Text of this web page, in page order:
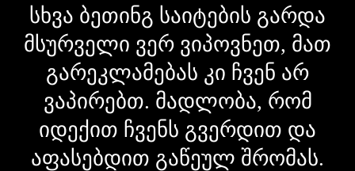
სხვა ბეთინგ საიტების გარდა
მსურველი ვერ ვიპოვნეთ, მათ
გარეკლამებას კი ჩვენ არ
ვაპირებთ. მადლობა, რომ
იდექით ჩვენს გვერდით და
აფასებდით გაწეულ შრომას.